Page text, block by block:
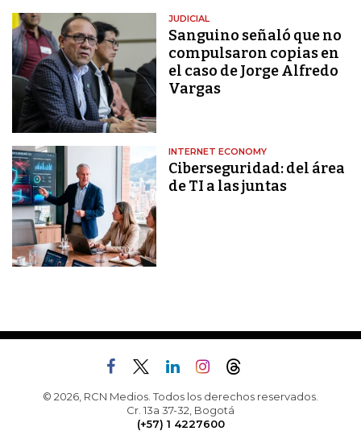
JUDICIAL
Sanguino señaló que no
compulsaron copias en
el caso de Jorge Alfredo
Vargas
INTERNET ECONOMY
Ciberseguridad: del área
de TI a las juntas
© 2026, RCN Medios. Todos los derechos reservados.
Cr. 13a 37-32, Bogotá
(+57) 1 4227600